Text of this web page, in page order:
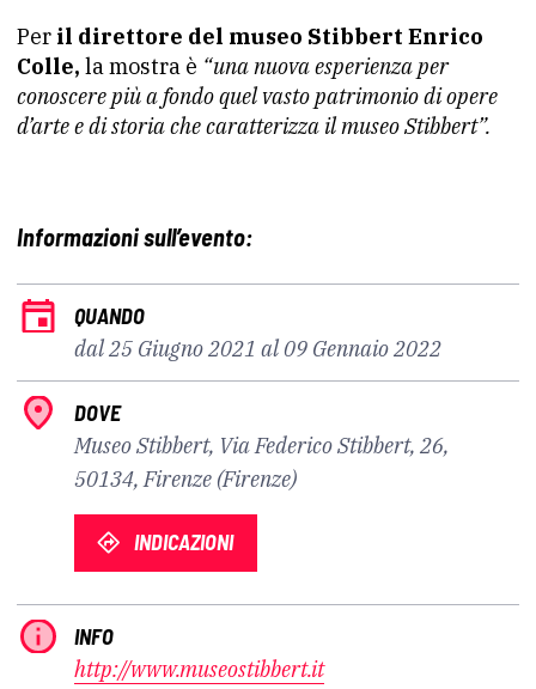
Per il direttore del museo Stibbert Enrico
Colle, la mostra è “una nuova esperienza per
conoscere più a fondo quel vasto patrimonio di opere
d’arte e di storia che caratterizza il museo Stibbert”.
Informazioni sull’evento:
QUANDO
dal 25 Giugno 2021 al 09 Gennaio 2022
DOVE
Museo Stibbert, Via Federico Stibbert, 26,
50134, Firenze (Firenze)
INDICAZIONI
INFO
http://www.museostibbert.it